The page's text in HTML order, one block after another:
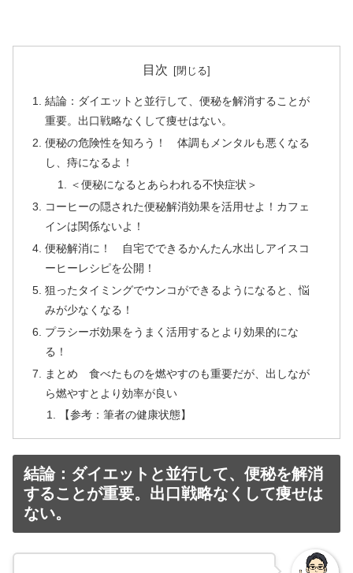
目次
結論：ダイエットと並行して、便秘を解消することが
重要。出口戦略なくして痩せはない。
便秘の危険性を知ろう！ 体調もメンタルも悪くなる
し、痔になるよ！
＜便秘になるとあらわれる不快症状＞
コーヒーの隠された便秘解消効果を活用せよ！カフェ
インは関係ないよ！
便秘解消に！ 自宅でできるかんたん水出しアイスコ
ーヒーレシピを公開！
狙ったタイミングでウンコができるようになると、悩
みが少なくなる！
プラシーボ効果をうまく活用するとより効果的にな
る！
まとめ 食べたものを燃やすのも重要だが、出しなが
ら燃やすとより効率が良い
【参考：筆者の健康状態】
結論：ダイエットと並行して、便秘を解消
することが重要。出口戦略なくして痩せは
ない。